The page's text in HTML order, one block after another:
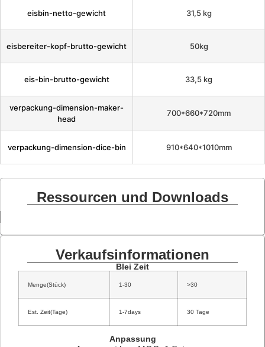
eisbin-netto-gewicht 31,5 kg
eisbereiter-kopf-brutto-gewicht 50kg
eis-bin-brutto-gewicht 33,5 kg
verpackung-dimension-maker-
head
700*660*720mm
verpackung-dimension-dice-bin 910*640*1010mm
Ressourcen und Downloads
Verkaufsinformationen
Blei Zeit
Menge(Stück) 1-30 >30
Est. Zeit(Tage) 1-7days 30 Tage
Anpassung